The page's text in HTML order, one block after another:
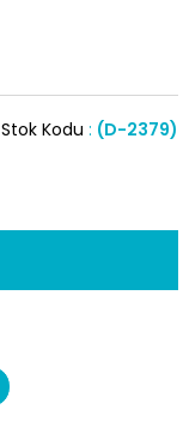
(D-2379)
Stok Kodu